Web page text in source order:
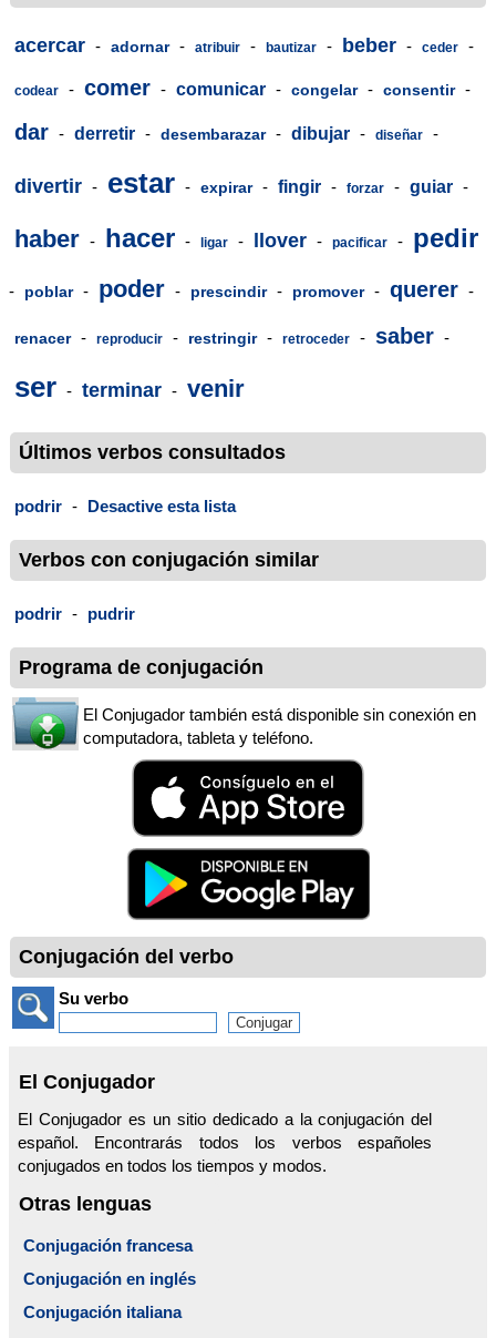
acercar - adornar - atribuir - bautizar - beber - ceder -
codear - comer - comunicar - congelar - consentir -
dar - derretir - desembarazar - dibujar - diseñar -
divertir - estar - expirar - fingir - forzar - guiar -
haber - hacer - ligar - llover - pacificar - pedir
- poblar - poder - prescindir - promover - querer -
renacer - reproducir - restringir - retroceder - saber -
ser - terminar - venir
Últimos verbos consultados
podrir - Desactive esta lista
Verbos con conjugación similar
podrir - pudrir
Programa de conjugación
El Conjugador también está disponible sin conexión en
computadora, tableta y teléfono.
Conjugación del verbo
Su verbo
El Conjugador
El Conjugador es un sitio dedicado a la conjugación del
español. Encontrarás todos los verbos españoles
conjugados en todos los tiempos y modos.
Otras lenguas
Conjugación francesa
Conjugación en inglés
Conjugación italiana